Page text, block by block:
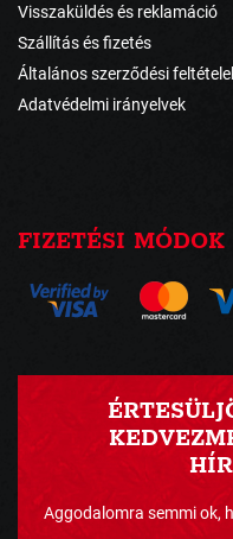
Visszaküldés és reklamáció
Szállítás és fizetés
Általános szerződési
Adatvédelmi irányelvek
FIZETÉSI MÓDOK
Aggodalomra semmi ok,